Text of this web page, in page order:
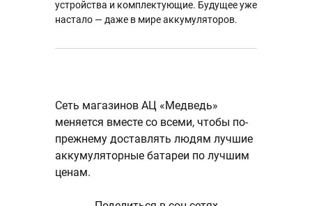
устройства и комплектующие. Будущее уже
настало — даже в мире аккумуляторов.
Сеть магазинов АЦ «Медведь»
меняется вместе со всеми, чтобы по-
прежнему доставлять людям лучшие
аккумуляторные батареи по лучшим
ценам.